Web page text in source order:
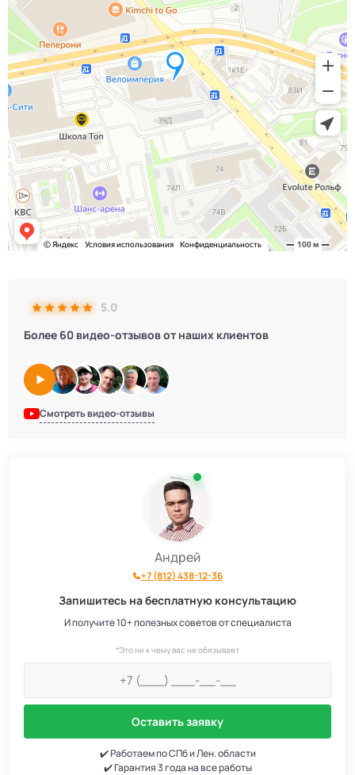
5.0
Более 60 видео-отзывов от наших клиентов
Смотреть видео-отзывы
Андрей
+7 (812) 438-12-36
Запишитесь на бесплатную консультацию
И получите 10+ полезных советов от специалиста
*Это ни к чему вас не обязывает
Оставить заявку
✔️ Работаем по СПб и Лен. области
✔️ Гарантия 3 года на все работы